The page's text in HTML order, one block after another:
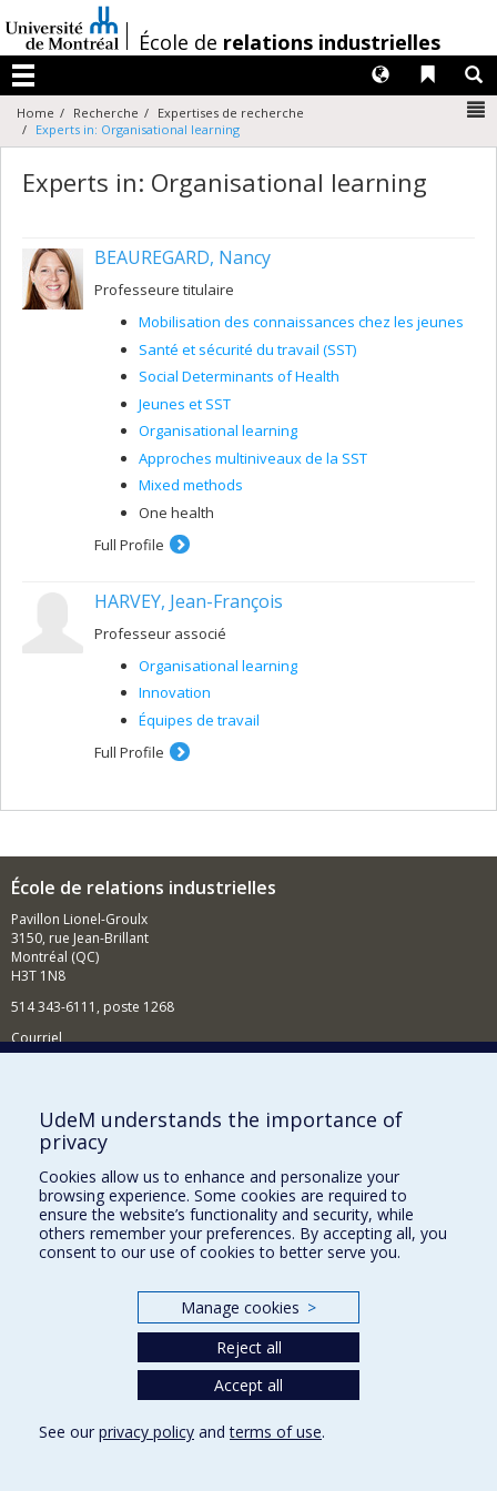
au
contenu
/École de relations industrielles
Menu
Liens
Langues
Home Recherche
Expertises de recherche
Experts in: Organisational learning
Experts in: Organisational learning
BEAUREGARD, Nancy
Professeure titulaire
Mobilisation des connaissances chez les jeunes
Santé et sécurité du travail (SST)
Social Determinants of Health
Jeunes et SST
Organisational learning
Approches multiniveaux de la SST
Mixed methods
One health
Full Profile
HARVEY, Jean-François
Professeur associé
Organisational learning
Innovation
Équipes de travail
Full Profile
École de relations industrielles
Pavillon Lionel-Groulx
3150, rue Jean-Brillant
Montréal (QC)
H3T 1N8
514 343-6111, poste 1268
Courriel
Comment soutenir l'École?
BESOIN D'AIDE?
Plan du site
Signaler une erreur
Accessibilité
Nos départements et écoles
UdeM understands the importance of
privacy
Cookies allow us to enhance and personalize your
browsing experience. Some cookies are required to
ensure the website’s functionality and security, while
others remember your preferences. By accepting all, you
consent to our use of cookies to better serve you.
Manage cookies >
Reject all
Accept all
See our privacy policy andterms of use.